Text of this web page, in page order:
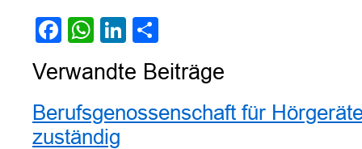
Facebook
WhatsApp
LinkedIn
Verwandte Beiträge
Berufsgenossenschaft für
zuständig